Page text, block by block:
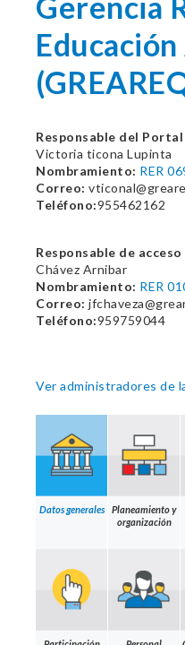
Responsable del
Victoria ticona Lupinta
Nombramiento: RER
Correo:
Teléfono:955462162
Responsable de
Chávez Arnibar
Nombramiento: RER
Correo:
Teléfono:959759044
Ver administradores de
Datos generales
Planeamiento y
organización